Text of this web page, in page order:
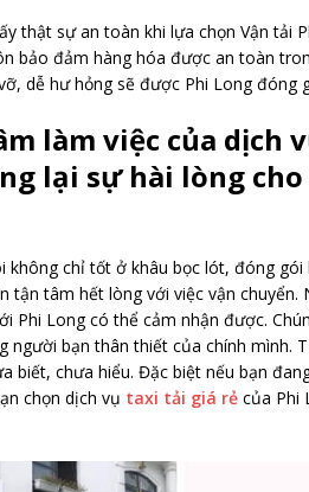
thật sự an toàn khi lựa chọn Vận tải
bảo đảm hàng hóa được an toàn
dễ hư hỏng sẽ được Phi Long đóng
làm việc của dịch
lại sự hài lòng
không chỉ tốt ở khâu bọc lót, đóng
tận tâm hết lòng với việc vận
Phi Long có thể cảm nhận được.
người bạn thân thiết của chính mình.
biết, chưa hiểu. Đặc biệt nếu bạn
chọn dịch vụ taxi tải giá rẻcủa Phi